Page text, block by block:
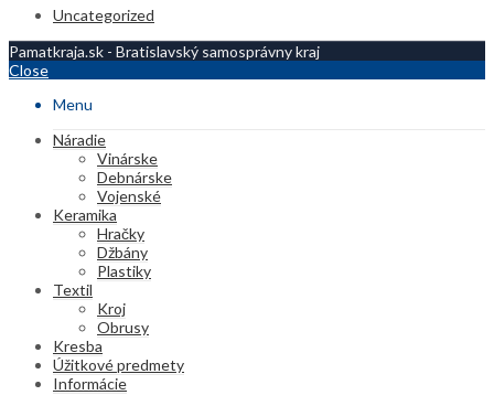
Uncategorized
Pamatkraja.sk - Bratislavský samosprávny kraj
Close
Menu
Náradie
Vinárske
Debnárske
Vojenské
Keramika
Hračky
Džbány
Plastiky
Textil
Kroj
Obrusy
Kresba
Úžitkové predmety
Informácie